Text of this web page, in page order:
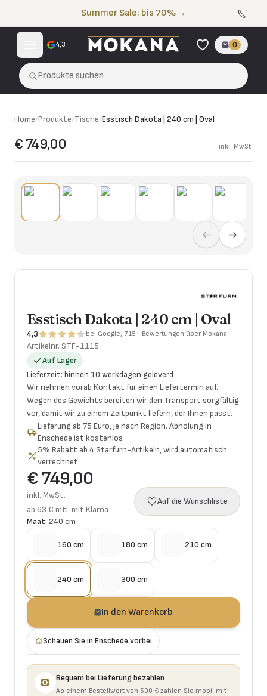
Summer Sale: bis 70% →
4,3 0
Produkte suchen
Home/Produkte/Tische/Esstisch Dakota | 240 cm | Oval
€ 749,00 inkl. MwSt.
Esstisch Dakota | 240 cm | Oval
4,3 bei Google, 715+ Bewertungen über Mokana
Artikelnr. STF-1115
Auf Lager
Lieferzeit: binnen 10 werkdagen geleverd
Wir nehmen vorab Kontakt für einen Liefertermin auf.
Wegen des Gewichts bereiten wir den Transport sorgfältig
vor, damit wir zu einem Zeitpunkt liefern, der Ihnen passt.
Lieferung ab 75 Euro, je nach Region. Abholung in
Enschede ist kostenlos
5% Rabatt ab 4 Starfurn-Artikeln, wird automatisch
verrechnet
€ 749,00
inkl. MwSt.
ab 63 € mtl. mit Klarna
Auf die Wunschliste
Maat: 240 cm
160 cm 180 cm 210 cm
240 cm 300 cm
In den Warenkorb
Schauen Sie in Enschede vorbei
Bequem bei Lieferung bezahlen
Ab einem Bestellwert von 500 € zahlen Sie mobil mit